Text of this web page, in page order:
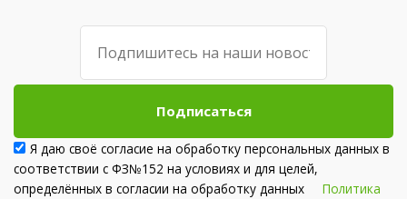
Подписаться
Я даю своё согласие на обработку персональных данных в
соответствии с ФЗ№152 на условиях и для целей,
определённых в согласии на обработку данных Политика